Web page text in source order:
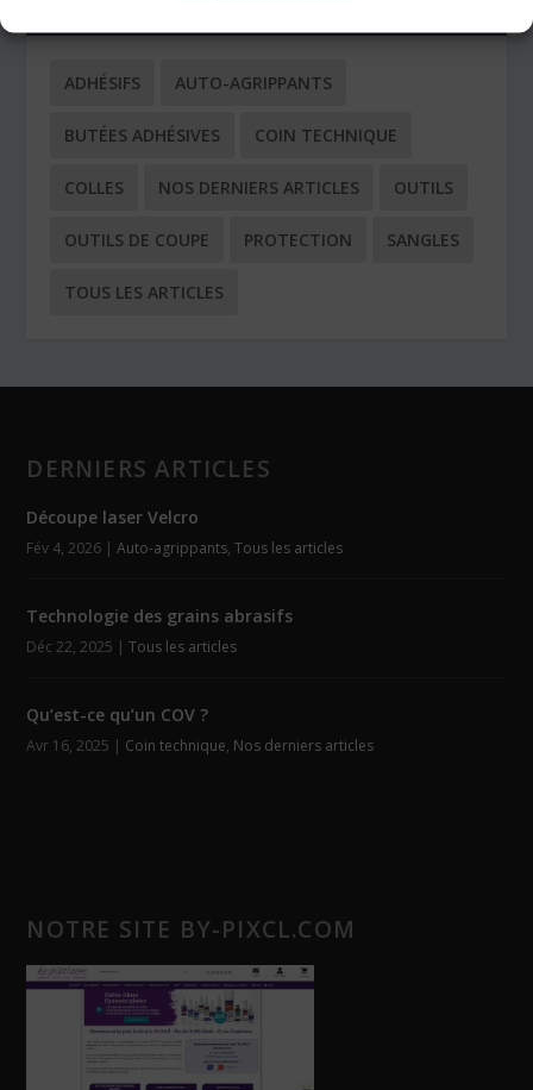
ADHÉSIFS AUTO-AGRIPPANTS
BUTÉES ADHÉSIVES COIN TECHNIQUE
COLLES NOS DERNIERS ARTICLES OUTILS
OUTILS DE COUPE PROTECTION SANGLES
TOUS LES ARTICLES
DERNIERS ARTICLES
Découpe laser Velcro
Fév 4, 2026 |Auto-agrippants,Tous les articles
Technologie des grains abrasifs
Déc 22, 2025 |Tous les articles
Qu’est-ce qu’un COV ?
Avr 16, 2025 | Coin technique, Nos derniers articles
NOTRE SITE BY-PIXCL.COM